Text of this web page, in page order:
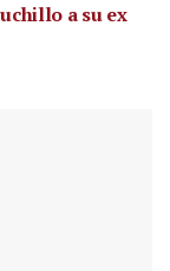
a su ex